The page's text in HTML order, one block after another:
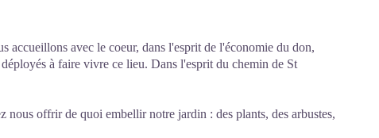
accueillons avec le coeur, dans l'esprit de l'économie du don,
à faire vivre ce lieu. Dans l'esprit du chemin de St
nous offrir de quoi embellir notre jardin : des plants, des arbustes,